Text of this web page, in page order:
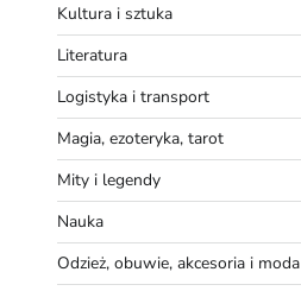
Kultura i sztuka
Literatura
Logistyka i transport
Magia, ezoteryka, tarot
Mity i legendy
Nauka
Odzież, obuwie, akcesoria i moda